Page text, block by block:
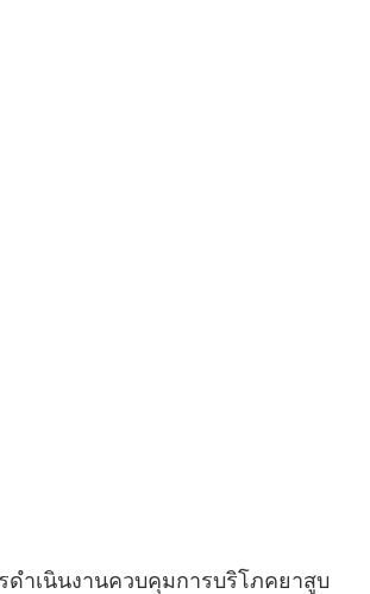
ำเนินงานควบคุมการบริโภคยาสูบ